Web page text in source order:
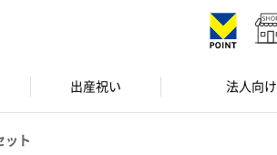
出産祝い 法人向け
ト